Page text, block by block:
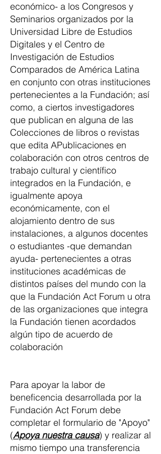
económico- a los Congresos y
Seminarios organizados por la
Universidad Libre de Estudios
Digitales y el Centro de
Investigación de Estudios
Comparados de América Latina
en conjunto con otras instituciones
pertenecientes a la Fundación; así
como, a ciertos investigadores
que publican en alguna de las
Colecciones de libros o revistas
que edita APublicaciones en
colaboración con otros centros de
trabajo cultural y científico
integrados en la Fundación, e
igualmente apoya
económicamente, con el
alojamiento dentro de sus
instalaciones, a algunos docentes
o estudiantes -que demandan
ayuda- pertenecientes a otras
instituciones académicas de
distintos países del mundo con la
que la Fundación Act Forum u otra
de las organizaciones que integra
la Fundación tienen acordados
algún tipo de acuerdo de
colaboración
Para apoyar la labor de
beneficencia desarrollada por la
Fundación Act Forum debe
completar el formulario de "Apoyo"
(Apoya nuestra causa) y realizar al
mismo tiempo una transferencia